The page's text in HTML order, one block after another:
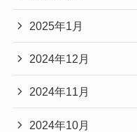
2025年1月
2024年12月
2024年11月
2024年10月